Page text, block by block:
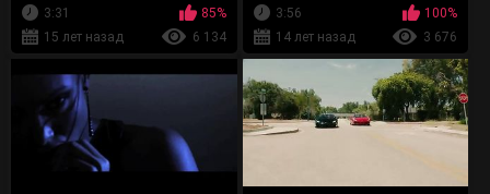
3:31
85%
15 лет назад
6 134
3:56
100%
14 лет назад
3 676